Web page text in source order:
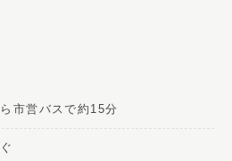
市営バスで約15分